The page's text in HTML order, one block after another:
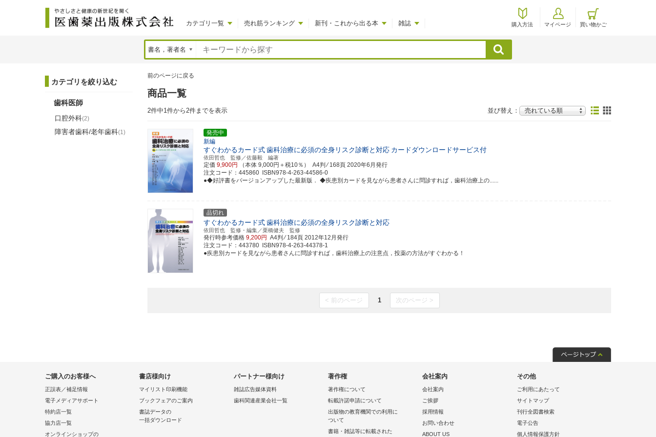
カテゴリ一覧 売れ筋ランキング 新刊・これから出る本 雑誌 購入方法 マイページ 買い物かご
検索
前のページに戻る
商品一覧
2件中1件から2件までを表示 並び替え：
発売中
新編
すぐわかるカード式歯科治療に必須の全身リスク診断と対応 カードダウンロードサービス付
依田哲也 監修／佐藤毅 編著
定価 9,900円 （本体 9,000円＋税10％） A4判 ⁄ 168頁 2020年6月発行
注文コード：445860 ISBN978-4-263-44586-0
●◆好評書をバージョンアップした最新版． ◆疾患別カードを見ながら患者さんに問診すれば，歯科治療上の......
品切れ
すぐわかるカード式歯科治療に必須の全身リスク診断と対応
依田哲也 監修・編集／栗橋健夫 監修
発行時参考価格 9,200円 A4判 ⁄ 184頁 2012年12月発行
注文コード：443780 ISBN978-4-263-44378-1
●疾患別カードを見ながら患者さんに問診すれば，歯科治療上の注意点，投薬の方法がすぐわかる！
< 前のページ 1 次のページ >
カテゴリを絞り込む
歯科医師
口腔外科(2)
障害者歯科/老年歯科(1)
ご購入のお客様へ
正誤表／補足情報
電子メディアサポート
特約店一覧
協力店一覧
オンラインショップの
書店様向け
マイリスト印刷機能
ブックフェアのご案内
書誌データの
一括ダウンロード
パートナー様向け
雑誌広告媒体資料
歯科関連産業会社一覧
著作権
著作権について
転載許諾申請について
出版物の教育機関での利用に
ついて
書籍・雑誌等に転載された
会社案内
会社案内
ご挨拶
採用情報
お問い合わせ
ABOUT US
その他
ご利用にあたって
サイトマップ
刊行全図書検索
電子公告
個人情報保護方針